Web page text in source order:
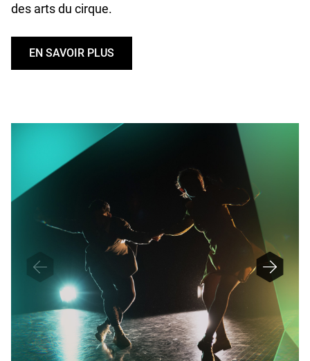
des arts du cirque.
EN SAVOIR PLUS
U
F
N